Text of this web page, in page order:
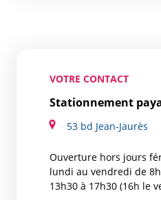
VOTRE CONTACT
Stationnement
53 bd Jean-Jaurès
Ouverture hors jours
lundi au vendredi de
13h30 à 17h30 (16h le